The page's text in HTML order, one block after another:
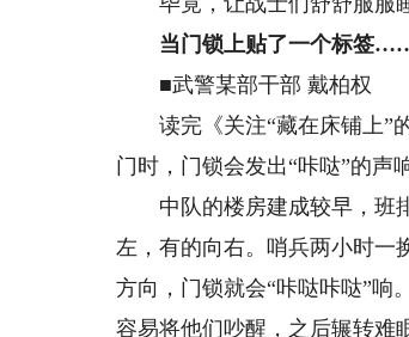
当门锁上贴了一个标签
■武警某部干部 戴柏权
读完《关注“藏在床铺上”
门时，门锁会发出“咔哒”的声响
中队的楼房建成较早，班排
左，有的向右。哨兵两小时一
方向，门锁就会“咔哒咔哒”响
容易将他们吵醒，之后辗转难